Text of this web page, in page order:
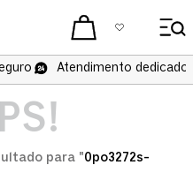
Atendimento dedicado
para "0po3272s-